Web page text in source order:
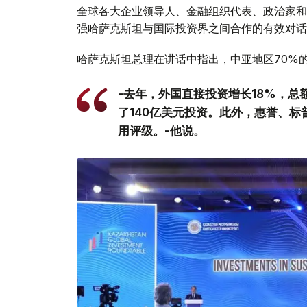
全球各大企业领导人、金融组织代表、政治家
强哈萨克斯坦与国际投资界之间合作的有效对
哈萨克斯坦总理在讲话中指出，中亚地区70%
-去年，外国直接投资增长18%，总
了140亿美元投资。此外，惠誉、
用评级。-他说。